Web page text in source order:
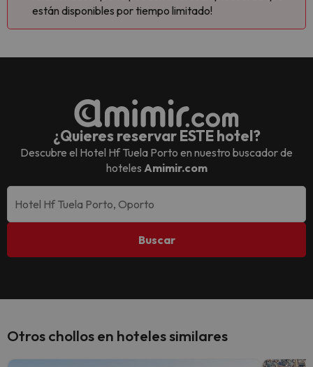
están disponibles por tiempo limitado!
¿Quieres reservar ESTE hotel?
Descubre el Hotel Hf Tuela Porto en nuestro buscador de
hoteles Amimir.com
Buscar
Otros chollos en hoteles similares